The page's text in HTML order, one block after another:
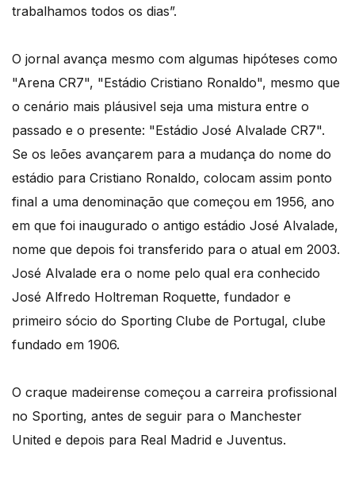
trabalhamos todos os dias”.
O jornal avança mesmo com algumas hipóteses como
"Arena CR7", "Estádio Cristiano Ronaldo", mesmo que
o cenário mais pláusivel seja uma mistura entre o
passado e o presente: "Estádio José Alvalade CR7".
Se os leões avançarem para a mudança do nome do
estádio para Cristiano Ronaldo, colocam assim ponto
final a uma denominação que começou em 1956, ano
em que foi inaugurado o antigo estádio José Alvalade,
nome que depois foi transferido para o atual em 2003.
José Alvalade era o nome pelo qual era conhecido
José Alfredo Holtreman Roquette, fundador e
primeiro sócio do Sporting Clube de Portugal, clube
fundado em 1906.
O craque madeirense começou a carreira profissional
no Sporting, antes de seguir para o Manchester
United e depois para Real Madrid e Juventus.